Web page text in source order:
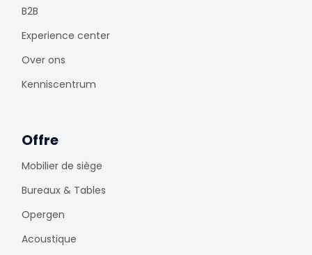
B2B
Experience center
Over ons
Kenniscentrum
Offre
Mobilier de siège
Bureaux & Tables
Opergen
Acoustique